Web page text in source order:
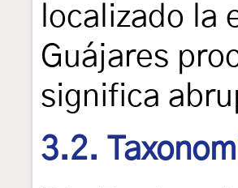
localizado la
Guájares
significa
3.2.